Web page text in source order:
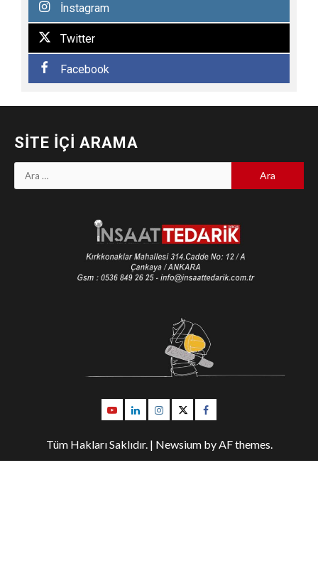
İnstagram
Twitter
Facebook
SITE İÇI ARAMA
Arama:
YoutubeLinkedinİnstagram
TwitterFacebook
Tüm Hakları Saklıdır. | Newsiumby AF themes.